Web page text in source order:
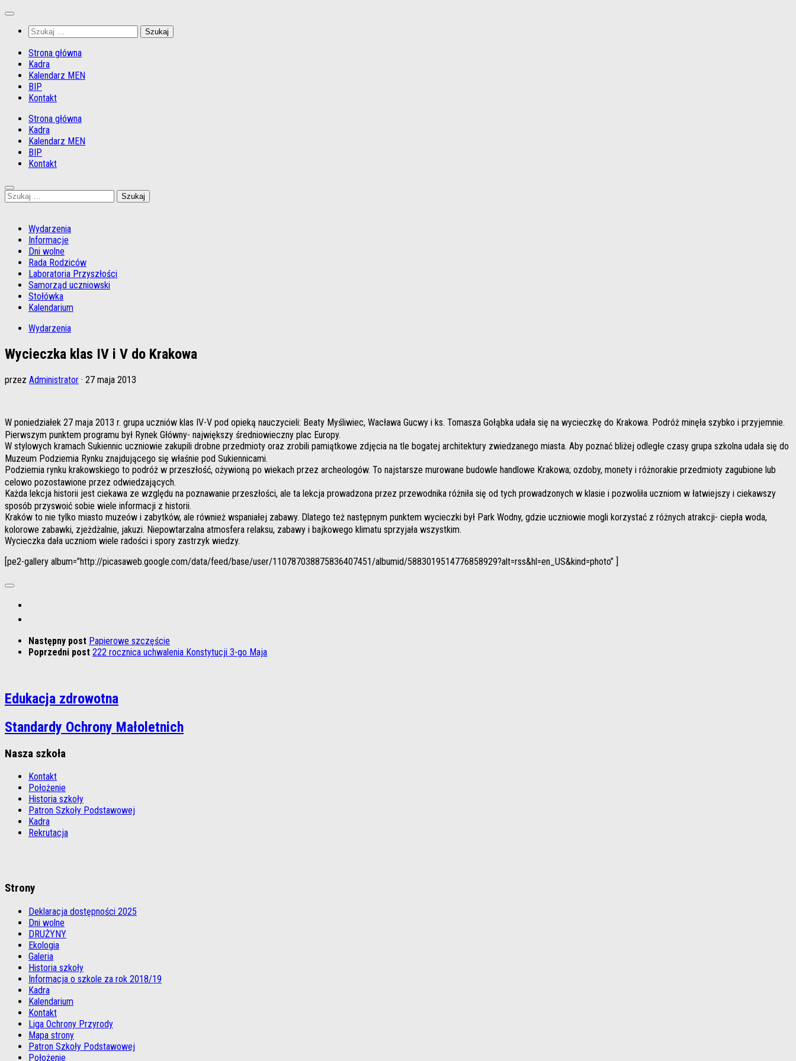
Przejdź
treści
Szukaj:
Strona główna
Kadra
Kalendarz MEN
BIP
Kontakt
Strona główna
Kadra
Kalendarz MEN
BIP
Kontakt
Szukaj:
Wydarzenia
Informacje
Dni wolne
Rada Rodziców
Laboratoria Przyszłości
Samorząd uczniowski
Stołówka
Kalendarium
Wydarzenia
Wycieczka klas IV i V do Krakowa
przez Administrator · 27 maja 2013
W poniedziałek 27 maja 2013 r. grupa uczniów klas IV-V pod opieką nauczycieli: Beaty Myśliwiec, Wacława Gucwy i ks. Tomasza Gołąbka udała się na wycieczkę do Krakowa. Podróż minęła szybko i przyjemnie.
Pierwszym punktem programu był Rynek Główny- największy średniowieczny plac Europy.
W stylowych kramach Sukiennic uczniowie zakupili drobne przedmioty oraz zrobili pamiątkowe zdjęcia na tle bogatej architektury zwiedzanego miasta. Aby poznać bliżej odległe czasy grupa szkolna udała się do
Muzeum Podziemia Rynku znajdującego się właśnie pod Sukiennicami.
Podziemia rynku krakowskiego to podróż w przeszłość, ożywioną po wiekach przez archeologów. To najstarsze murowane budowle handlowe Krakowa; ozdoby, monety i różnorakie przedmioty zagubione lub
celowo pozostawione przez odwiedzających.
Każda lekcja historii jest ciekawa ze względu na poznawanie przeszłości, ale ta lekcja prowadzona przez przewodnika różniła się od tych prowadzonych w klasie i pozwoliła uczniom w łatwiejszy i ciekawszy
sposób przyswoić sobie wiele informacji z historii.
Kraków to nie tylko miasto muzeów i zabytków, ale również wspaniałej zabawy. Dlatego też następnym punktem wycieczki był Park Wodny, gdzie uczniowie mogli korzystać z różnych atrakcji- ciepła woda,
kolorowe zabawki, zjeżdżalnie, jakuzi. Niepowtarzalna atmosfera relaksu, zabawy i bajkowego klimatu sprzyjała wszystkim.
Wycieczka dała uczniom wiele radości i spory zastrzyk wiedzy.
[pe2-gallery album=”http://picasaweb.google.com/data/feed/base/user/110787038875836407451/albumid/5883019514776858929?alt=rss&hl=en_US&kind=photo” ]
Następny post Papierowe szczęście
Poprzedni post 222 rocznica uchwalenia Konstytucji 3-go Maja
Edukacja zdrowotna
Standardy Ochrony Małoletnich
Nasza szkoła
Kontakt
Położenie
Historia szkoły
Patron Szkoły Podstawowej
Kadra
Rekrutacja
Strony
Deklaracja dostępności 2025
Dni wolne
DRUŻYNY
Ekologia
Galeria
Historia szkoły
Informacja o szkole za rok 2018/19
Kadra
Kalendarium
Kontakt
Liga Ochrony Przyrody
Mapa strony
Patron Szkoły Podstawowej
Położenie